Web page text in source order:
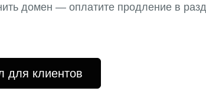
домен — оплатите продление в
для клиентов